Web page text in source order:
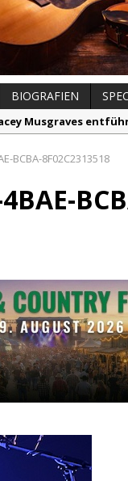
BIOGRAFIEN
Musgraves
Music Hot News
Johnson & The
für Euer
BCBA-8F02C2313518